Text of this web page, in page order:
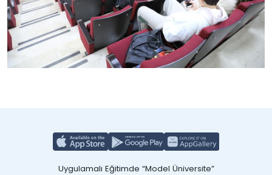
Uygulamalı Eğitimde “Model Üniversite”